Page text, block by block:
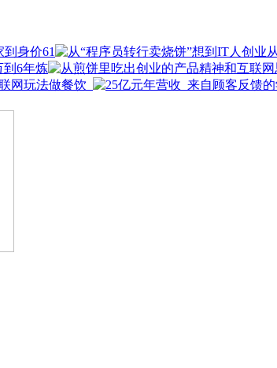
到身价61
到6年炼
网玩法做餐饮_